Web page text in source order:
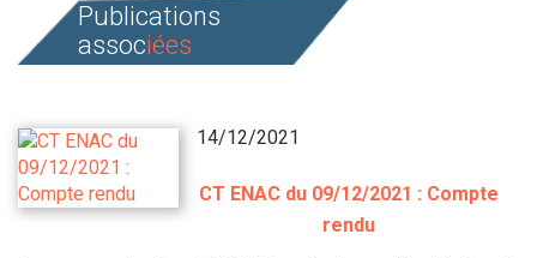
Publications
associées
14/12/2021
CT ENAC du 09/12/2021 : Compte
rendu